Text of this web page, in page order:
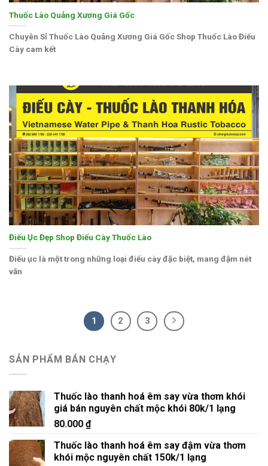
Thuốc Lào Quảng Xương Giá Gốc
Chuyên Sỉ Thuốc Lào Quảng Xương Giá Gốc Shop Thuốc Lào Điếu
Cày cam kết
Điếu Ục Đẹp Shop Điếu Cày Thuốc Lào
Điếu ục là một trong những loại điếu cày đặc biệt, mang đậm nét
văn
1 2 3
SẢN PHẨM BÁN CHẠY
Thuốc lào thanh hoá êm say vừa thơm khói
giá bán nguyên chất mộc khói 80k/1 lạng
80.000 ₫
Thuốc lào thanh hoá êm say đậm vừa thơm
khói mộc nguyên chất 150k/1 lạng